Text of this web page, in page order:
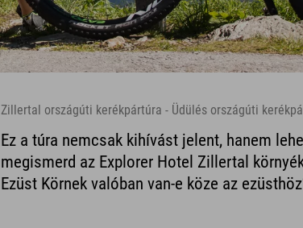
Zillertal országúti kerékpártúra - Üdülés országúti
Ez a túra nemcsak kihívást jelent, hanem
megismerd az Explorer Hotel Zillertal
Ezüst Körnek valóban van-e köze az